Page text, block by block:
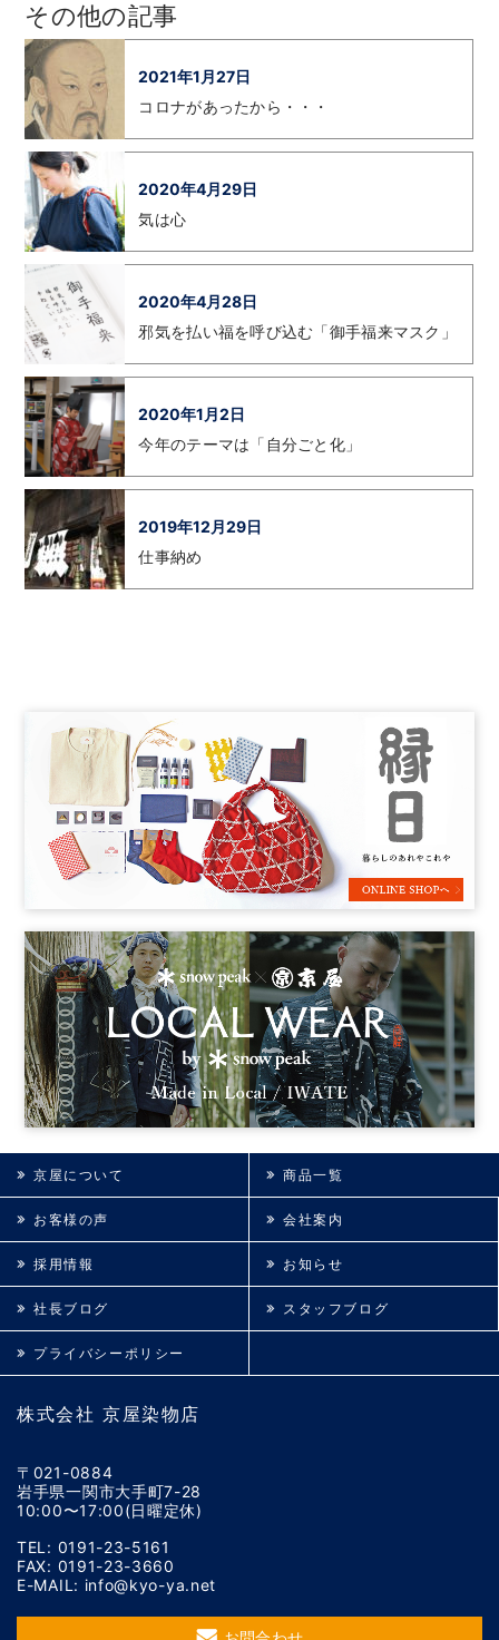
その他の記事
2021年1月27日
コロナがあったから・・・
2020年4月29日
気は心
2020年4月28日
邪気を払い福を呼び込む「御手福来マスク」
2020年1月2日
今年のテーマは「自分ごと化」
2019年12月29日
仕事納め
株式会社 京屋染物店
〒021-0884
岩手県一関市大手町7-28
10:00〜17:00(日曜定休)
TEL: 0191-23-5161
FAX: 0191-23-3660
E-MAIL: info@kyo-ya.net
京屋について 商品一覧
お客様の声 会社案内
採用情報 お知らせ
社長ブログ スタッフブログ
プライバシーポリシー